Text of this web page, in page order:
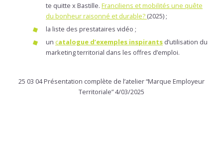
te quitte x Bastille. Franciliens et mobilités une quête
du bonheur raisonné et durable? (2025) ;
la liste des prestataires vidéo ;
un catalogue d’exemples inspirants d’utilisation du
marketing territorial dans les offres d’emploi.
25 03 04 Présentation complète de l’atelier “Marque Employeur
Territoriale” 4/03/2025